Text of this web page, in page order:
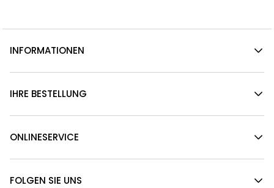
INFORMATIONEN
IHRE BESTELLUNG
ONLINESERVICE
FOLGEN SIE UNS